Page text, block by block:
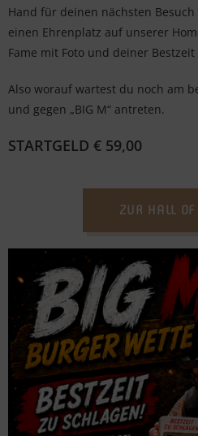
Hand für deinen nächsten
einen Ehrenplatz auf unserer
Fame mit Foto und deiner Bestzeit
Also worauf wartest du noch am
und gegen „BIG M“ antreten.
STARTGELD € 59,00
ZUR HALL